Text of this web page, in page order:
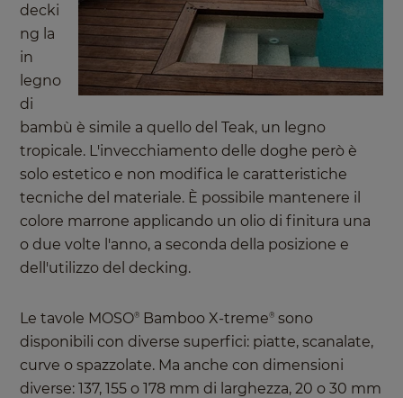
decki
ng la
in
legno
di
bambù è simile a quello del Teak, un legno
tropicale. L'invecchiamento delle doghe però è
solo estetico e non modifica le caratteristiche
tecniche del materiale. È possibile mantenere il
colore marrone applicando un olio di finitura una
o due volte l'anno, a seconda della posizione e
dell'utilizzo del decking.
Le tavole MOSO® Bamboo X-treme® sono
disponibili con diverse superfici: piatte, scanalate,
curve o spazzolate. Ma anche con dimensioni
diverse: 137, 155 o 178 mm di larghezza, 20 o 30 mm